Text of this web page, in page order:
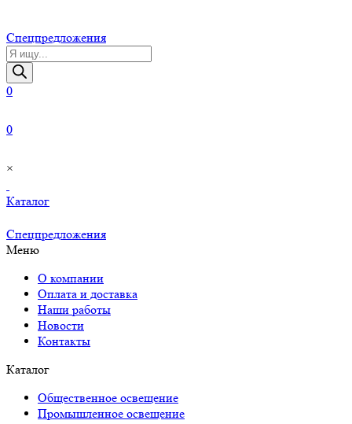
Cпецпредложения
Поиск
товаров
0
0
×
Каталог
Cпецпредложения
Меню
О компании
Оплата и доставка
Наши работы
Новости
Контакты
Каталог
Общественное освещение
Промышленное освещение